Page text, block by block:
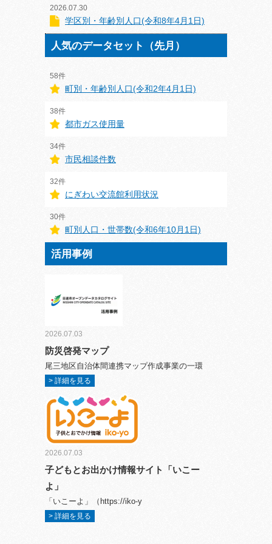
2026.07.30
学区別・年齢別人口(令和8年4月1日)
人気のデータセット（先月）
58件
町別・年齢別人口(令和2年4月1日)
38件
都市ガス使用量
34件
市民相談件数
32件
にぎわい交流館利用状況
30件
町別人口・世帯数(令和6年10月1日)
活用事例
2026.07.03
防災啓発マップ
尾三地区自治体間連携マップ作成事業の一環
> 詳細を見る
2026.07.03
子どもとお出かけ情報サイト「いこー
よ」
「いこーよ」（https://iko-y
> 詳細を見る